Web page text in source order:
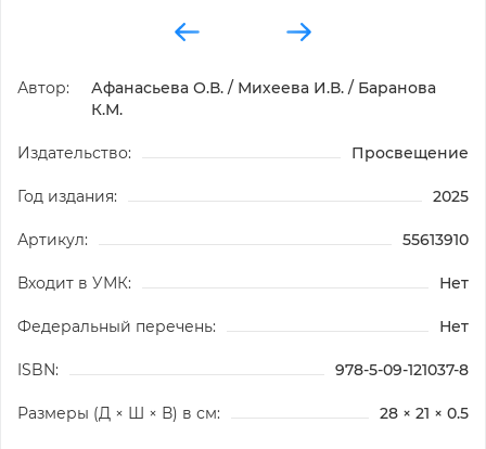
Автор:
Афанасьева О.В. / Михеева И.В. / Баранова
К.М.
Издательство: Просвещение
Год издания: 2025
Артикул: 55613910
Входит в УМК: Нет
Федеральный перечень: Нет
ISBN: 978-5-09-121037-8
Размеры (Д × Ш × В) в см: 28 × 21 × 0.5